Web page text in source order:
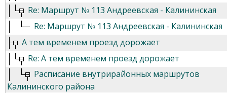
Re: Маршрут № 113 Андреевская - Калининская
Re: Маршрут № 113 Андреевская - Калининская
А тем временем проезд дорожает
Re: А тем временем проезд дорожает
Расписание внутрирайонных маршрутов
Калининского района